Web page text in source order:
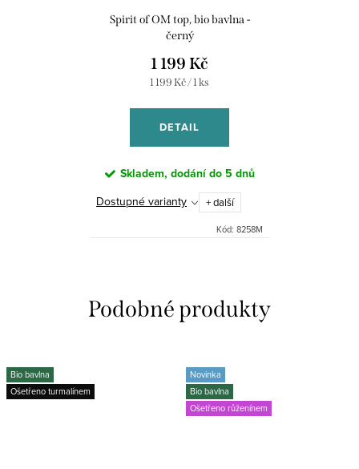
Spirit of OM top, bio bavlna -
černý
1 199 Kč
Měrná
1 199 Kč / 1 ks
DETAIL
Skladem, dodání do 5 dnů
Dostupné varianty + další
Kód: 8258M
Bio bavlna
Ošetřeno turmalínem
Novinka
Bio bavlna
Ošetřeno růženínem